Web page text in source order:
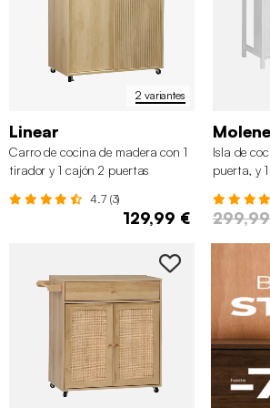
2 variantes
Linear
Carro de cocina de madera con 1
tirador y 1 cajón 2 puertas
4.7 (3)
129,99 €
Molene
Isla de
puerta, y